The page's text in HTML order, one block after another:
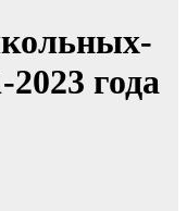
2023 года